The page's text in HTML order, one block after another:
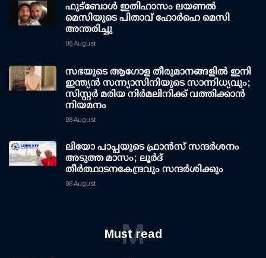
ഫുട്ബോൾ ഇതിഹാസം ലയണൽ
മെസിയുടെ പിതാവ് ഹോർഹെ മെസി
അന്തരിച്ചു
08 August
സഭയുടെ ആഗോള തീരുമാനങ്ങളിൽ ഇനി
ഇന്ത്യൻ സന്ന്യാസിനിയുടെ സാന്നിധ്യവും;
സിസ്റ്റർ മരിയ നിർമലിനിക്ക് വത്തിക്കാൻ
നിയമനം
08 August
ലിയോ പാപ്പയുടെ ഫ്രാൻസ് സന്ദർശനം
അടുത്ത മാസം; ലൂർദ്
തീർത്ഥാടനകേന്ദ്രവും സന്ദർശിക്കും
08 August
Must read
M